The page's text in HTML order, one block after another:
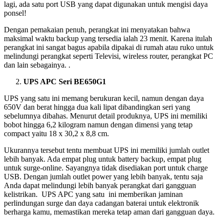
lagi, ada satu port USB yang dapat digunakan untuk mengisi daya
ponsel!
Dengan pemakaian penuh, perangkat ini menyatakan bahwa
maksimal waktu backup yang tersedia ialah 23 menit. Karena itulah
perangkat ini sangat bagus apabila dipakai di rumah atau ruko untuk
melindungi perangkat seperti Televisi, wireless router, perangkat PC
dan lain sebagainya. .
UPS APC Seri BE650G1
UPS yang satu ini memang berukuran kecil, namun dengan daya
650V dan berat hingga dua kali lipat dibandingkan seri yang
sebelumnya dibahas. Menurut detail produknya, UPS ini memiliki
bobot hingga 6,2 kilogram namun dengan dimensi yang tetap
compact yaitu 18 x 30,2 x 8,8 cm.
Ukurannya tersebut tentu membuat UPS ini memiliki jumlah outlet
lebih banyak. Ada empat plug untuk battery backup, empat plug
untuk surge-online. Sayangnya tidak disediakan port untuk charge
USB. Dengan jumlah outlet power yang lebih banyak, tentu saja
Anda dapat melindungi lebih banyak perangkat dari gangguan
kelistrikan. UPS APC yang satu ini memberikan jaminan
perlindungan surge dan daya cadangan baterai untuk elektronik
berharga kamu, memastikan mereka tetap aman dari gangguan daya.